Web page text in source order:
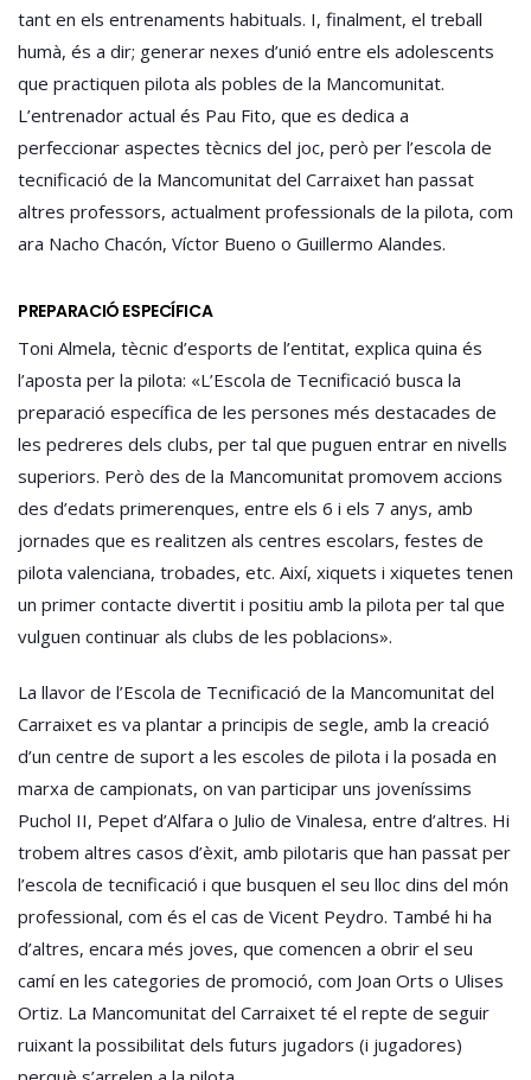
tant en els entrenaments habituals. I, finalment, el treball
humà, és a dir; generar nexes d’unió entre els adolescents
que practiquen pilota als pobles de la Mancomunitat.
L’entrenador actual és Pau Fito, que es dedica a
perfeccionar aspectes tècnics del joc, però per l’escola de
tecnificació de la Mancomunitat del Carraixet han passat
altres professors, actualment professionals de la pilota, com
ara Nacho Chacón, Víctor Bueno o Guillermo Alandes.
PREPARACIÓ ESPECÍFICA
Toni Almela, tècnic d’esports de l’entitat, explica quina és
l’aposta per la pilota: «L’Escola de Tecnificació busca la
preparació específica de les persones més destacades de
les pedreres dels clubs, per tal que puguen entrar en nivells
superiors. Però des de la Mancomunitat promovem accions
des d’edats primerenques, entre els 6 i els 7 anys, amb
jornades que es realitzen als centres escolars, festes de
pilota valenciana, trobades, etc. Així, xiquets i xiquetes tenen
un primer contacte divertit i positiu amb la pilota per tal que
vulguen continuar als clubs de les poblacions».
La llavor de l’Escola de Tecnificació de la Mancomunitat del
Carraixet es va plantar a principis de segle, amb la creació
d’un centre de suport a les escoles de pilota i la posada en
marxa de campionats, on van participar uns joveníssims
Puchol II, Pepet d’Alfara o Julio de Vinalesa, entre d’altres. Hi
trobem altres casos d’èxit, amb pilotaris que han passat per
l’escola de tecnificació i que busquen el seu lloc dins del món
professional, com és el cas de Vicent Peydro. També hi ha
d’altres, encara més joves, que comencen a obrir el seu
camí en les categories de promoció, com Joan Orts o Ulises
Ortiz. La Mancomunitat del Carraixet té el repte de seguir
ruixant la possibilitat dels futurs jugadors (i jugadores)